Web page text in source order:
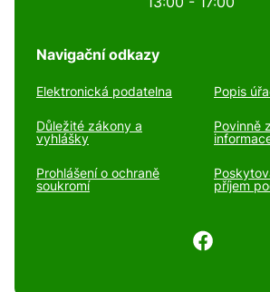
Navigační odkazy
Elektronická podatelna Popis
Důležité zákony a
vyhlášky
Povinně
Prohlášení o ochraně
soukromí
příjem